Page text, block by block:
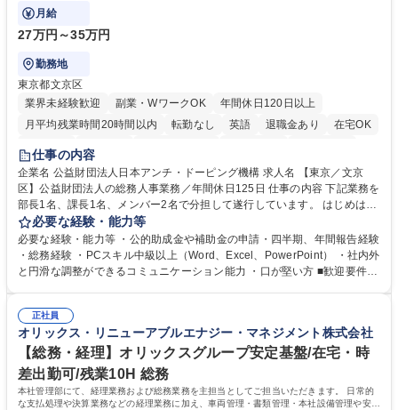
躍いただくことを期待しています。
月給
27万円～35万円
勤務地
東京都文京区
業界未経験歓迎
副業・WワークOK
年間休日120日以上
月平均残業時間20時間以内
転勤なし 英語 退職金あり
在宅OK
賞与あり
育休あり
食事補助あり
仕事の内容
企業名 公益財団法人日本アンチ・ドーピング機構 求人名 【東京／文京
区】公益財団法人の総務人事業務／年間休日125日 仕事の内容 下記業務を
部長1名、課長1名、メンバー2名で分担して遂行しています。 はじめは担
当者として業務を覚えていただき、ゆくゆくはリーダーやマネージャーポ
ジションとして活躍いただくことを期待しています。 【総務・人事グルー
プの業務内容】 ・人事制度関連 ・採用活動 ・教育研修の企画、実行 ・勤
怠管理 ・官公庁への各種提出 ・法定の会議運営（評議員会、理事会） ・
管理 ・福利厚生関連 ・職員からの問合せ、相談対応 ・その他日常の総務
業務全般 募集職種 【東京／文京区】公益財団法人の総務人事業務／年間
休日125日
必要な経験・能力等
必要な経験・能力等 ・公的助成金や補助金の申請・四半期、年間報告経験
・総務経験 ・PCスキル中級以上（Word、Excel、PowerPoint） ・社内外
と円滑な調整ができるコミュニケーション能力 ・口が堅い方 ■歓迎要件
正社員
オリックス・リニューアブルエナジー・マネジメント株式会社
【総務・経理】オリックスグループ安定基盤/在宅・時
差出勤可/残業10H 総務
本社管理部にて、経理業務および総務業務を主担当としてご担当いただきます。 日常的
な支払処理や決算業務などの経理業務に加え、車両管理・書類管理・本社設備管理や安全